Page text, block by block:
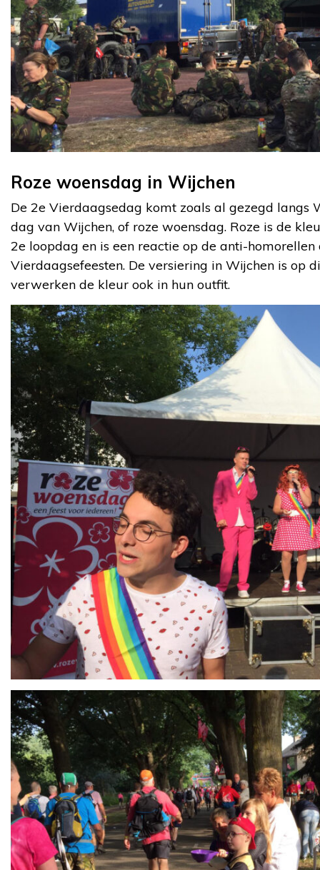
Roze woensdag in Wijchen
De 2e Vierdaagsedag komt zoals al gezegd langs
dag van Wijchen, of roze woensdag. Roze is de
2e loopdag en is een reactie op de anti-
Vierdaagsefeesten. De versiering in Wijchen is op
verwerken de kleur ook in hun outfit.